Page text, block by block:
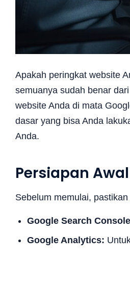
Apakah peringkat website
semuanya sudah benar
website Anda di mata
dasar yang bisa Anda
Anda.
Persiapan Awal
Sebelum memulai,
Google Search
Google Analytics: